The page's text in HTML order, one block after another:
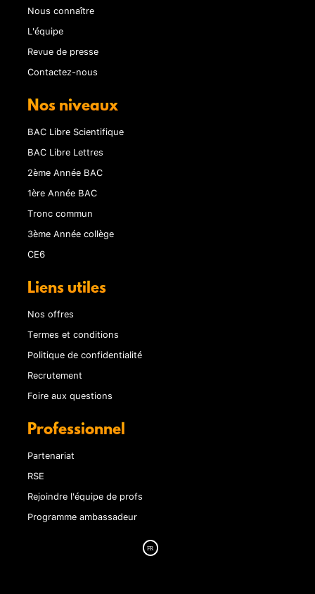
Nous connaître
L'équipe
Revue de presse
Contactez-nous
Nos niveaux
BAC Libre Scientifique
BAC Libre Lettres
2ème Année BAC
1ère Année BAC
Tronc commun
3ème Année collège
CE6
Liens utiles
Nos offres
Termes et conditions
Politique de confidentialité
Recrutement
Foire aux questions
Professionnel
Partenariat
RSE
Rejoindre l'équipe de profs
Programme ambassadeur